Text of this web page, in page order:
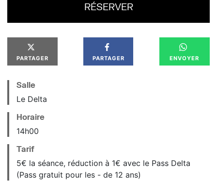
RÉSERVER
PARTAGER PARTAGER ENVOYER
Salle
Le Delta
Horaire
14h00
Tarif
5€ la séance, réduction à 1€ avec le Pass Delta
(Pass gratuit pour les - de 12 ans)